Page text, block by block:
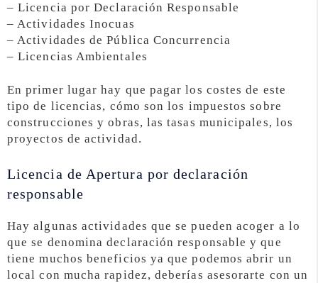
– Licencia por Declaración Responsable
– Actividades Inocuas
– Actividades de Pública Concurrencia
– Licencias Ambientales
En primer lugar hay que pagar los costes de este
tipo de licencias, cómo son los impuestos sobre
construcciones y obras, las tasas municipales, los
proyectos de actividad.
Licencia de Apertura por declaración
responsable
Hay algunas actividades que se pueden acoger a lo
que se denomina declaración responsable y que
tiene muchos beneficios ya que podemos abrir un
local con mucha rapidez, deberías asesorarte con un